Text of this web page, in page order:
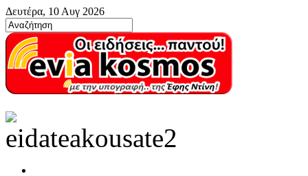
Δευτέρα, 10 Αυγ 2026